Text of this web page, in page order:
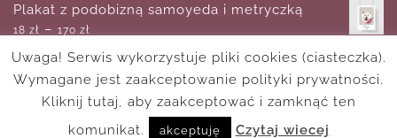
Plakat z podobizną samoyeda i metryczką
18 zł – 170 zł
Plakat imienny dla chłopca
– 170 zł
Uwaga! Serwis wykorzystuje pliki cookies (ciasteczka).
Wymagane jest zaakceptowanie polityki prywatności.
Kliknij tutaj, aby zaakceptować i zamknąć ten
komunikat.
akceptuję Czytaj wiecej